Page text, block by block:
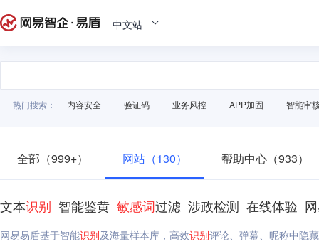
中文站
热门搜索： 内容安全 验证码 业务风控 APP加固 智能审
全部（999+） 网站（130） 帮助中心（933）
文本识别 _智能鉴黄_ 敏感词过滤_涉政检测_在线体验_
网易易盾基于智能识别及海量样本库，高效识别评论、弹幕、昵称中隐